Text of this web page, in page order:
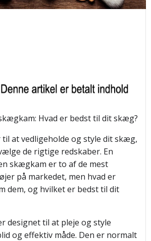
Hvad er bedst til dit skæg?
at vedligeholde og style dit skæg,
de rigtige redskaber. En
skægkam er to af de mest
på markedet, men hvad er
dem, og hvilket er bedst til dit
designet til at pleje og style
og effektiv måde. Den er normalt